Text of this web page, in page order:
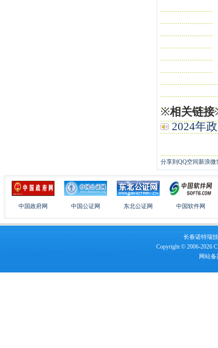
※相关链接
2024年
分享到 QQ空间新浪微
中国政府网 中国公证网 东北公证网 中国软件网
长春诺特瑞
Copyright © 2006-2026
网站